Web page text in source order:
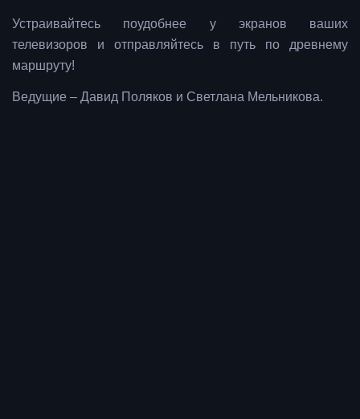
Устраивайтесь поудобнее у экранов ваших
телевизоров и отправляйтесь в путь по древнему
маршруту!
Ведущие – Давид Поляков и Светлана Мельникова.